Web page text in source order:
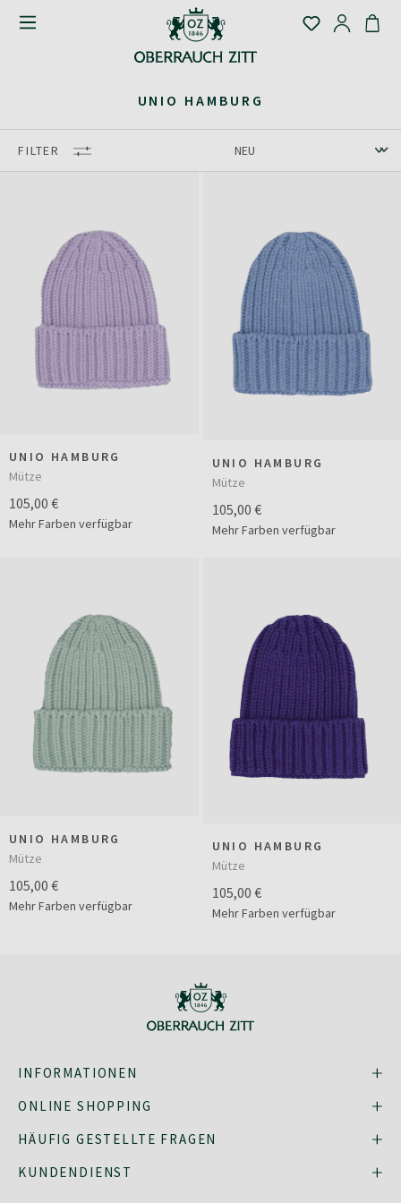
UNIO HAMBURG
FILTER
UNIO HAMBURG
Mütze
105,00 €
Mehr Farben verfügbar
UNIO HAMBURG
Mütze
105,00 €
Mehr Farben verfügbar
UNIO HAMBURG
Mütze
105,00 €
Mehr Farben verfügbar
UNIO HAMBURG
Mütze
105,00 €
Mehr Farben verfügbar
INFORMATIONEN
ONLINE SHOPPING
HÄUFIG GESTELLTE FRAGEN
KUNDENDIENST